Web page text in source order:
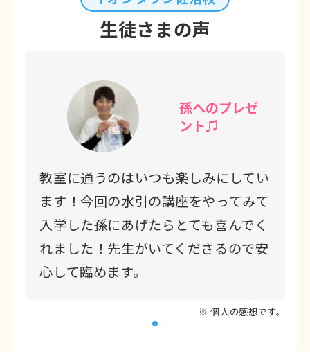
生徒さまの声
孫へのプレゼ
ント♫
教室に通うのはいつも楽しみにしてい
ます！今回の水引の講座をやってみて
入学した孫にあげたらとても喜んでく
れました！先生がいてくださるので安
心して臨めます。
※ 個人の感想です。